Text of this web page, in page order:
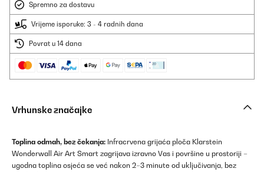
Spremno za dostavu
Vrijeme isporuke: 3 - 4 radnih dana
Povrat u 14 dana
Vrhunske značajke
Toplina odmah, bez čekanja: Infracrvena grijaća ploča Klarstein
Wonderwall Air Art Smart zagrijava izravno Vas i površine u prostoriji –
ugodna toplina osjeća se već nakon 2–3 minute od uključivanja, bez